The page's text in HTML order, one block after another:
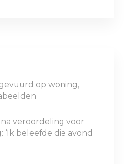
op woning,
na veroordeling voor
‘Ik beleefde die avond